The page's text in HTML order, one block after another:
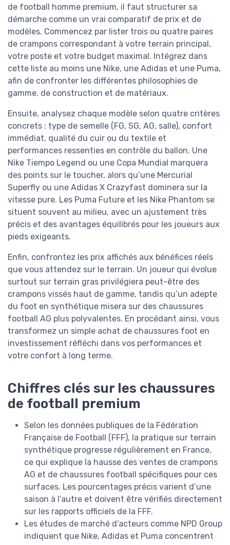
de football homme premium, il faut structurer sa
démarche comme un vrai comparatif de prix et de
modèles. Commencez par lister trois ou quatre paires
de crampons correspondant à votre terrain principal,
votre poste et votre budget maximal. Intégrez dans
cette liste au moins une Nike, une Adidas et une Puma,
afin de confronter les différentes philosophies de
gamme, de construction et de matériaux.
Ensuite, analysez chaque modèle selon quatre critères
concrets : type de semelle (FG, SG, AG, salle), confort
immédiat, qualité du cuir ou du textile et
performances ressenties en contrôle du ballon. Une
Nike Tiempo Legend ou une Copa Mundial marquera
des points sur le toucher, alors qu’une Mercurial
Superfly ou une Adidas X Crazyfast dominera sur la
vitesse pure. Les Puma Future et les Nike Phantom se
situent souvent au milieu, avec un ajustement très
précis et des avantages équilibrés pour les joueurs aux
pieds exigeants.
Enfin, confrontez les prix affichés aux bénéfices réels
que vous attendez sur le terrain. Un joueur qui évolue
surtout sur terrain gras privilégiera peut-être des
crampons vissés haut de gamme, tandis qu’un adepte
du foot en synthétique misera sur des chaussures
football AG plus polyvalentes. En procédant ainsi, vous
transformez un simple achat de chaussures foot en
investissement réfléchi dans vos performances et
votre confort à long terme.
Chiffres clés sur les chaussures
de football premium
Selon les données publiques de la Fédération
Française de Football (FFF), la pratique sur terrain
synthétique progresse régulièrement en France,
ce qui explique la hausse des ventes de crampons
AG et de chaussures football spécifiques pour ces
surfaces. Les pourcentages précis varient d’une
saison à l’autre et doivent être vérifiés directement
sur les rapports officiels de la FFF.
Les études de marché d’acteurs comme NPD Group
indiquent que Nike, Adidas et Puma concentrent